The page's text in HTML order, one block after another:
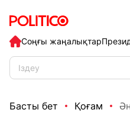
Соңғы жаңалықтар
Басты бет Қоғам